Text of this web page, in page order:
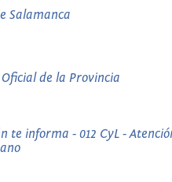
Salamanca
de la Provincia
te informa - 012 CyL -